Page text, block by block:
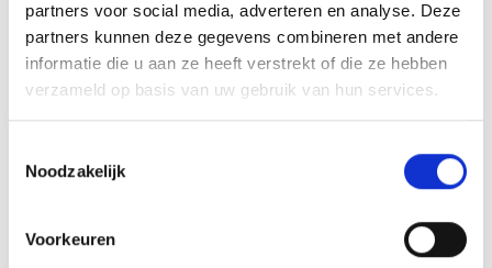
partners voor social media, adverteren en analyse. Deze
partners kunnen deze gegevens combineren met andere
informatie die u aan ze heeft verstrekt of die ze hebben
verzameld op basis van uw gebruik van hun services.
Noodzakelijk
Voorkeuren